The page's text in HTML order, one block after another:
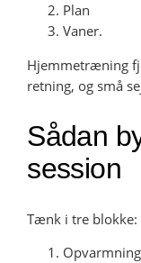
Plan
Vaner.
Hjemmetræning
retning, og små
Sådan
session
Tænk i tre blokke: